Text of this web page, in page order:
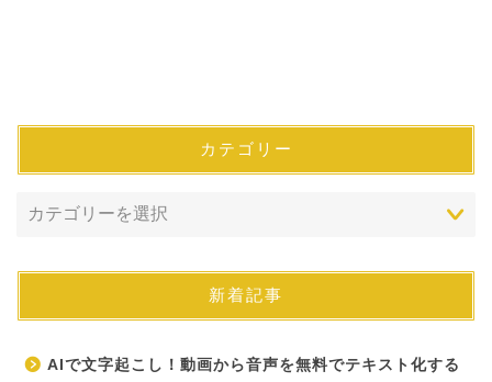
カテゴリー
新着記事
AIで文字起こし！動画から音声を無料でテキスト化する